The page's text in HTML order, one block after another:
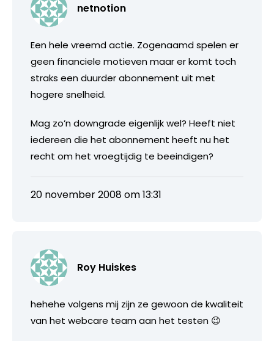
netnotion
Een hele vreemd actie. Zogenaamd spelen er
geen financiele motieven maar er komt toch
straks een duurder abonnement uit met
hogere snelheid.
Mag zo’n downgrade eigenlijk wel? Heeft niet
iedereen die het abonnement heeft nu het
recht om het vroegtijdig te beeindigen?
20 november 2008 om 13:31
Roy Huiskes
hehehe volgens mij zijn ze gewoon de kwaliteit
van het webcare team aan het testen 😉